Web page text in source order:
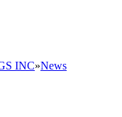
INC»News